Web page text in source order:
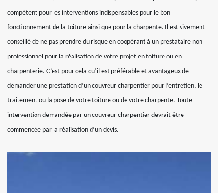
compétent pour les interventions indispensables pour le bon
fonctionnement de la toiture ainsi que pour la charpente. Il est vivement
conseillé de ne pas prendre du risque en coopérant à un prestataire non
professionnel pour la réalisation de votre projet en toiture ou en
charpenterie. C’est pour cela qu’il est préférable et avantageux de
demander une prestation d’un couvreur charpentier pour l’entretien, le
traitement ou la pose de votre toiture ou de votre charpente. Toute
intervention demandée par un couvreur charpentier devrait être
commencée par la réalisation d’un devis.